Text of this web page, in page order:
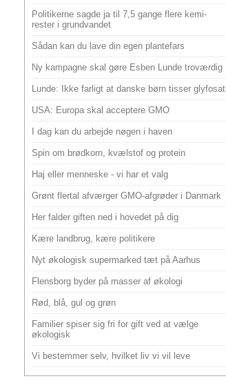
Politikerne sagde ja til 7,5 gange flere kemi-
rester i grundvandet
Sådan kan du lave din egen plantefars
Ny kampagne skal gøre Esben Lunde troværdig
Lunde: Ikke farligt at danske børn tisser glyfosat
USA: Europa skal acceptere GMO
I dag kan du arbejde nøgen i haven
Spin om brødkorn, kvælstof og protein
Haj eller menneske - vi har et valg
Grønt flertal afværger GMO-afgrøder i Danmark
Her falder giften ned i hovedet på dig
Kære landbrug, kære politikere
Nyt økologisk supermarked tæt på Aarhus
Flensborg byder på masser af økologi
Rød, blå, gul og grøn
Familier spiser sig fri for gift ved at vælge
økologisk
Vi bestemmer selv, hvilket liv vi vil leve